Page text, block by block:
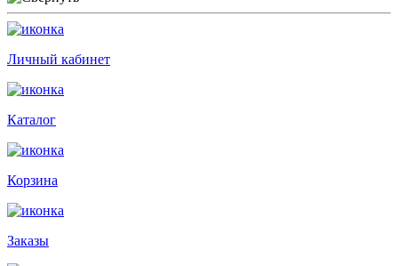
Личный кабинет
Каталог
Корзина
Заказы